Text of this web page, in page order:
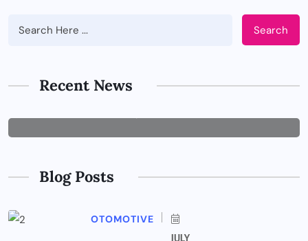
Search
Recent News
Tepat untuk Perusahaan
Blog Posts
OTOMOTIVE
JULY